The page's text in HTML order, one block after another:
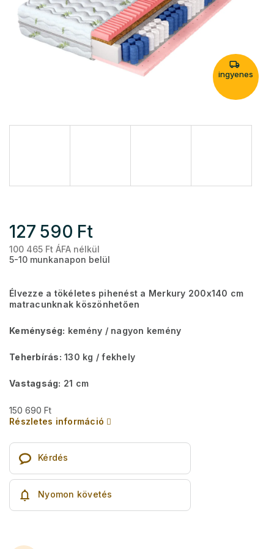
ingyenes
127 590 Ft
100 465 Ft ÁFA nélkül
5-10 munkanapon belül
Élvezze a tökéletes pihenést a Merkury 200x140 cm
matracunknak köszönhetően
Keménység: kemény / nagyon kemény
Teherbírás: 130 kg​​​​ / fekhely
Vastagság: 21 cm
150 690 Ft
Részletes információ
Kérdés
Nyomon követés